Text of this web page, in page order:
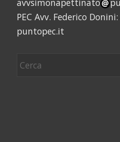
PEC Avv. Federico
puntopec.it